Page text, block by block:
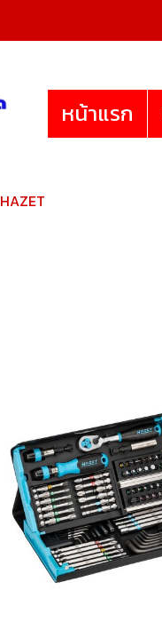
หน้าแรก
HAZET